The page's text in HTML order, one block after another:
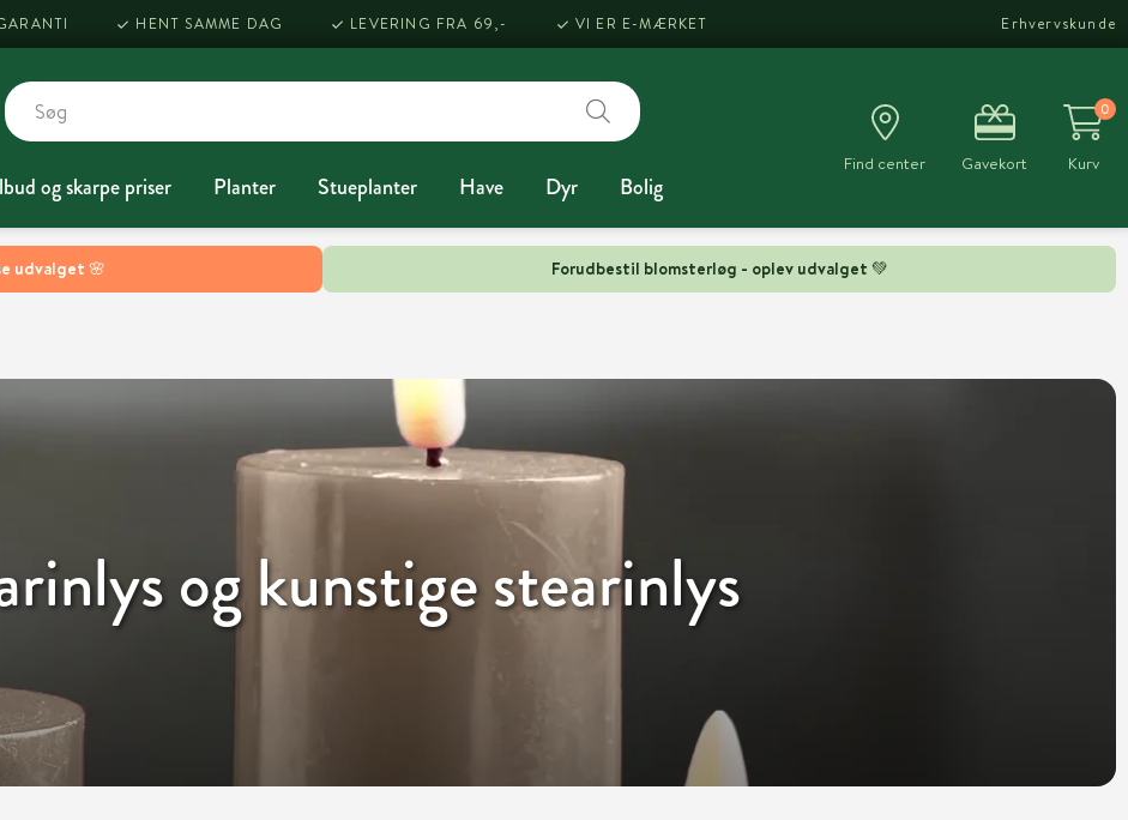
udvalget 🌸 Forudbestil blomsterløg - oplev udvalget 💚
HENT SAMME DAG LEVERING FRA 69,- VI ER E-MÆRKET Erhvervskunde
og skarpe priser Planter Stueplanter Have Dyr Bolig
Find center Gavekort
0
Kurv
og kunstige stearinlys